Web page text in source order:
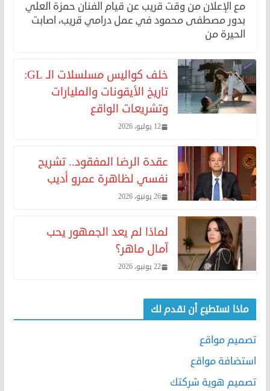
مع الإعلان من وقت قريب عن قيام الفنان حمزة العلي
بدور مصطفى محمود في عمل درامي قريب، اصابت
الحيرة من
خلف كواليس مسلسلات الـ GL:
تاريخ الأيقونات والمليارات
وتشريعات الواقع
12 يوليو، 2026
عقدة الرضا المفقود.. تشريح
نفسي لظاهرة عمرو أديب
26 يونيو، 2026
لماذا لم يعد الجمهور يحب
آمال ماهر؟
22 يونيو، 2026
ماذا نستطيع أن نقدم لك
تصميم مواقع
استضافة مواقع
تصميم هوية شركتك